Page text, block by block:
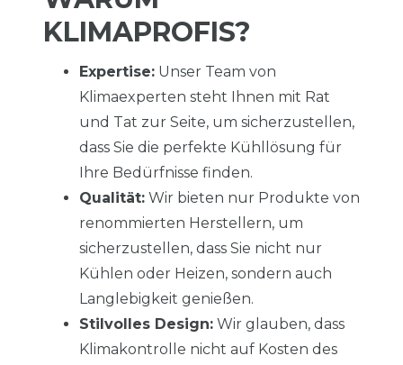
KLIMAPROFIS?
Expertise: Unser Team von
Klimaexperten steht Ihnen mit Rat
und Tat zur Seite, um sicherzustellen,
dass Sie die perfekte Kühllösung für
Ihre Bedürfnisse finden.
Qualität: Wir bieten nur Produkte von
renommierten Herstellern, um
sicherzustellen, dass Sie nicht nur
Kühlen oder Heizen, sondern auch
Langlebigkeit genießen.
Stilvolles Design: Wir glauben, dass
Klimakontrolle nicht auf Kosten des